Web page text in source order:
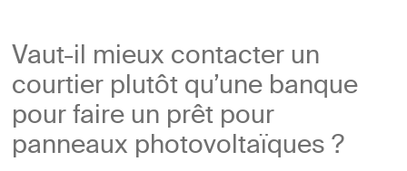
Vaut-il mieux contacter un
courtier plutôt qu’une banque
pour faire un prêt pour
panneaux photovoltaïques ?